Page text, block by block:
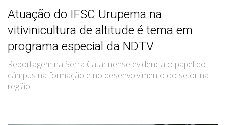
Atuação do IFSC Urupema na
vitivinicultura de altitude é tema em
programa especial da NDTV
Reportagem na Serra Catarinense evidencia o papel do
câmpus na formação e no desenvolvimento do setor na
região